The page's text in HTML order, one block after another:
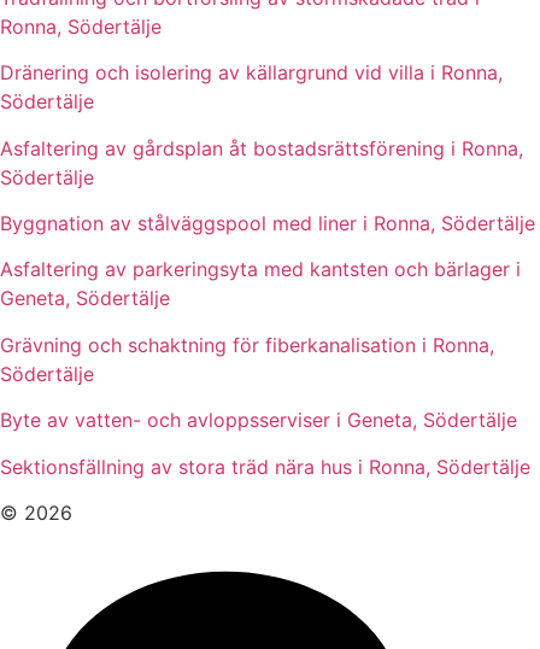
Ronna, Södertälje
Dränering och isolering av källargrund vid villa i Ronna,
Södertälje
Asfaltering av gårdsplan åt bostadsrättsförening i Ronna,
Södertälje
Byggnation av stålväggspool med liner i Ronna, Södertälje
Asfaltering av parkeringsyta med kantsten och bärlager i
Geneta, Södertälje
Grävning och schaktning för fiberkanalisation i Ronna,
Södertälje
Byte av vatten- och avloppsserviser i Geneta, Södertälje
Sektionsfällning av stora träd nära hus i Ronna, Södertälje
© 2026